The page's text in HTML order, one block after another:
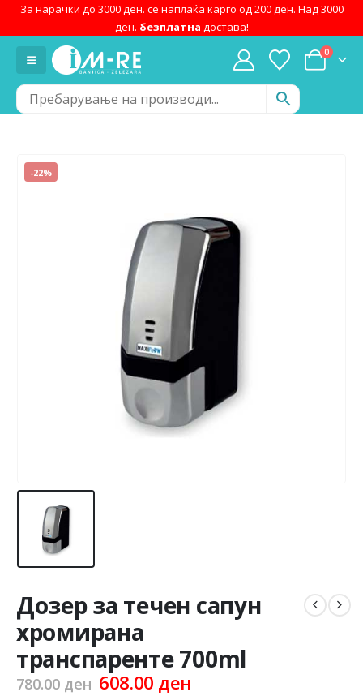
За нарачки до 3000 ден. се наплаќа карго од 200 ден. Над 3000
ден. безплатна достава!
0
-22%
Дозер за течен сапун
хромирана
транспаренте 700ml
780.00ден Original
608.00 денCurrent